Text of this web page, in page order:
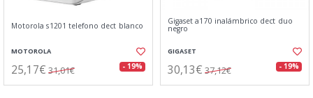
Motorola s1201 telefono dect blanco
MOTOROLA
25,17€ 31,01€ - 19%
Gigaset a170 inalámbrico dect duo
negro
GIGASET
30,13€ 37,12€ - 19%